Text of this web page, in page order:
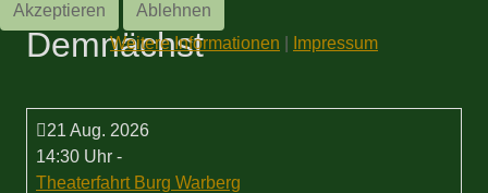
Demnächst
21 Aug. 2026
14:30 Uhr -
Theaterfahrt Burg Warberg
Akzeptieren
Ablehnen
Weitere Informationen
Impressum